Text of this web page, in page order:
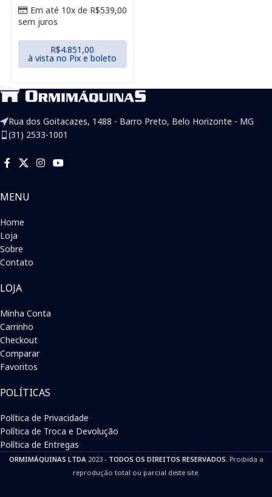
Em até 10x de R$539,00
sem juros
R$4.851,00
à vista no Pix e boleto
Rua dos Goitacazes, 1488 - Barro Preto, Belo Horizonte - MG
(31) 2533-1001
MENU
Home
Loja
Sobre
Contato
LOJA
Minha Conta
Carrinho
Checkout
Comparar
Favoritos
POLÍTICAS
Política de Privacidade
Política de Troca e Devolução
Política de Entregas
ORMIMÁQUINAS LTDA2023 - TODOS OS DIREITOS RESERVADOS. Proibida a
reprodução total ou parcial deste site.